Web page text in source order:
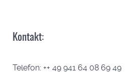
Kontakt:
Telefon: ++ 49 941 64 08 69 49